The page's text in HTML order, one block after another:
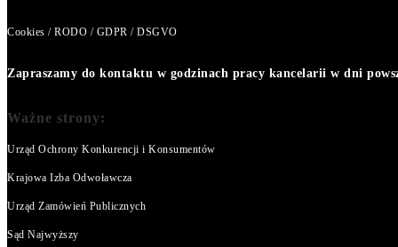
Cookies / RODO / GDPR / DSGVO
Zapraszamy do kontaktu w godzinach pracy kancelarii w dni
Ważne strony:
Urząd Ochrony Konkurencji i Konsumentów
Krajowa Izba Odwoławcza
Urząd Zamówień Publicznych
Sąd Najwyższy